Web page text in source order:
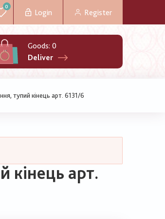
0
Login Register
Goods: 0
Deliver
тупий кінець арт. 6131/6
кінець арт.